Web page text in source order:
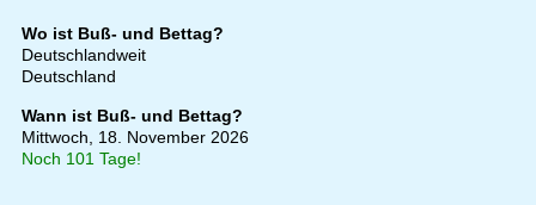
Wo ist Buß- und Bettag?
Deutschlandweit
Deutschland
Wann ist Buß- und Bettag?
Mittwoch, 18. November 2026
Noch 101 Tage!